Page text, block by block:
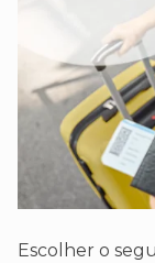
Escolher o